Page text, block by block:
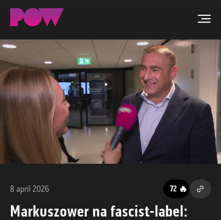
ZOEKEN
NIEUWS
PROGRAMMA'S
TIP DE REDACTIE
WORD LID
8 april 2026 72 🔥
Markuszower na fascist-label: